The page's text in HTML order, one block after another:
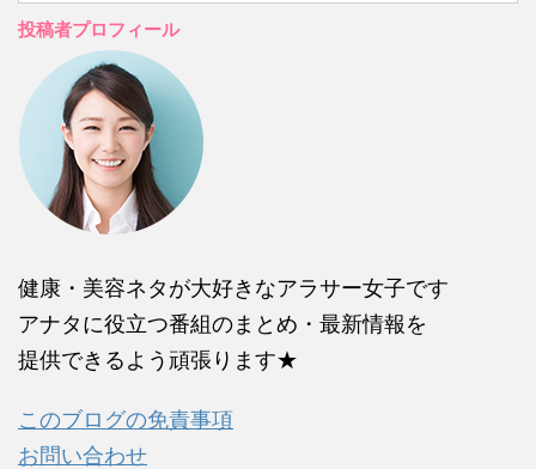
投稿者プロフィール
健康・美容ネタが大好きなアラサー女子です
アナタに役立つ番組のまとめ・最新情報を
提供できるよう頑張ります★
このブログの免責事項
お問い合わせ